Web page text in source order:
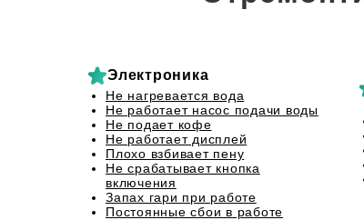
Электроника
Не нагревается вода
Не работает насос подачи воды
Не подает кофе
Не работает дисплей
Плохо взбивает пену
Не срабатывает кнопка
включения
Запах гари при работе
Постоянные сбои в работе